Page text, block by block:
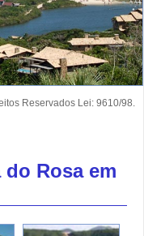
Reservados Lei: 9610/98.
Rosa em